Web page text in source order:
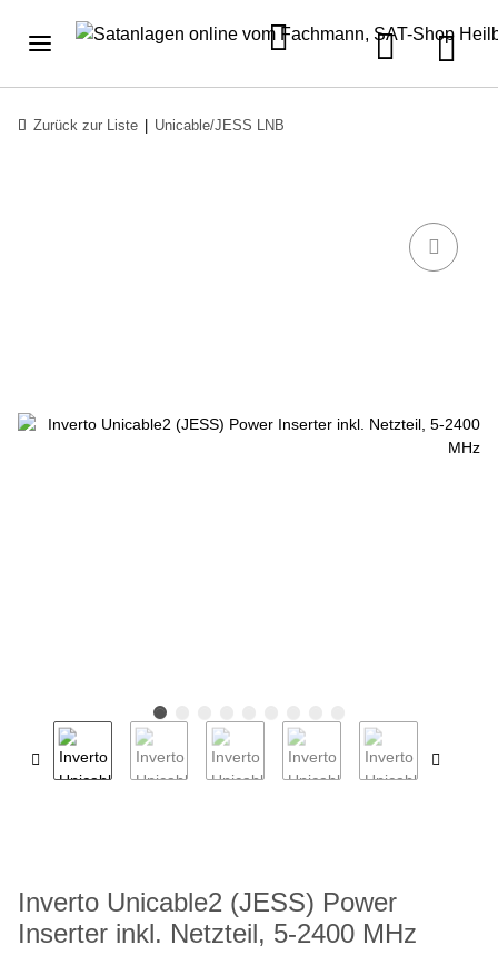
Zurück zur Liste Unicable/JESS LNB
Inverto Unicable2 (JESS) Power
Inserter inkl. Netzteil, 5-2400 MHz